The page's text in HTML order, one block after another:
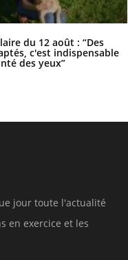
du 12 août : “Des
c'est indispensable
des yeux”
jour toute l'actualité
en exercice et les